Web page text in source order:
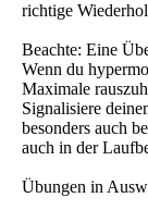
richtige
Beachte: Eine
Wenn du
Maximale
Signalisiere
besonders auch
auch in der
Übungen in